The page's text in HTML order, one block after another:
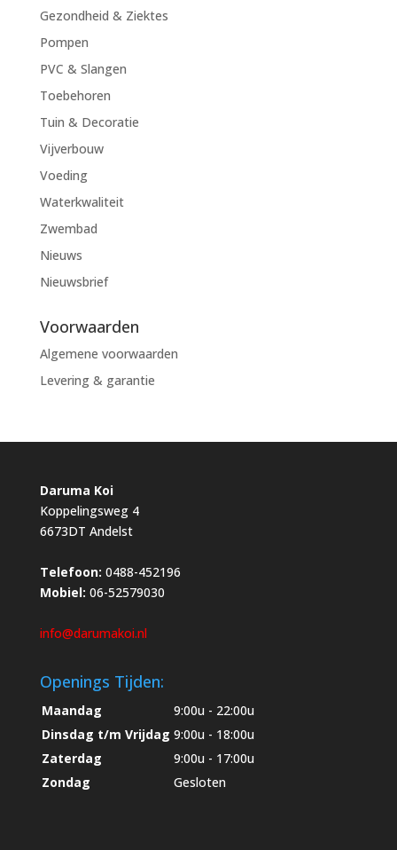
Gezondheid & Ziektes
Pompen
PVC & Slangen
Toebehoren
Tuin & Decoratie
Vijverbouw
Voeding
Waterkwaliteit
Zwembad
Nieuws
Nieuwsbrief
Voorwaarden
Algemene voorwaarden
Levering & garantie
Daruma Koi
Koppelingsweg 4
6673DT Andelst
Telefoon: 0488-452196
Mobiel: 06-52579030
info@darumakoi.nl
Openings Tijden:
Maandag
9:00u - 22:00u
Dinsdag t/m Vrijdag 9:00u - 18:00u
Zaterdag
9:00u - 17:00u
Zondag
Gesloten